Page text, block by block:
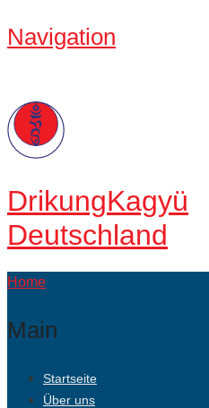
Navigation
DrikungKagyü
Deutschland
Home
Main
Startseite
Über uns